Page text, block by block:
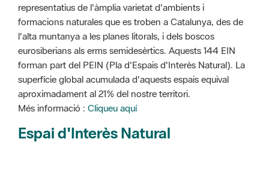
representatius de l'àmplia varietat d'ambients i
formacions naturales que es troben a Catalunya, des de
l'alta muntanya a les planes litorals, i dels boscos
eurosiberians als erms semidesèrtics. Aquests 144 EIN
forman part del PEIN (Pla d'Espais d'Interès Natural). La
superfície global acumulada d'aquests espais equival
aproximadament al 21% del nostre territori.
Més informació : Cliqueu aquí
Espai d'Interès Natural